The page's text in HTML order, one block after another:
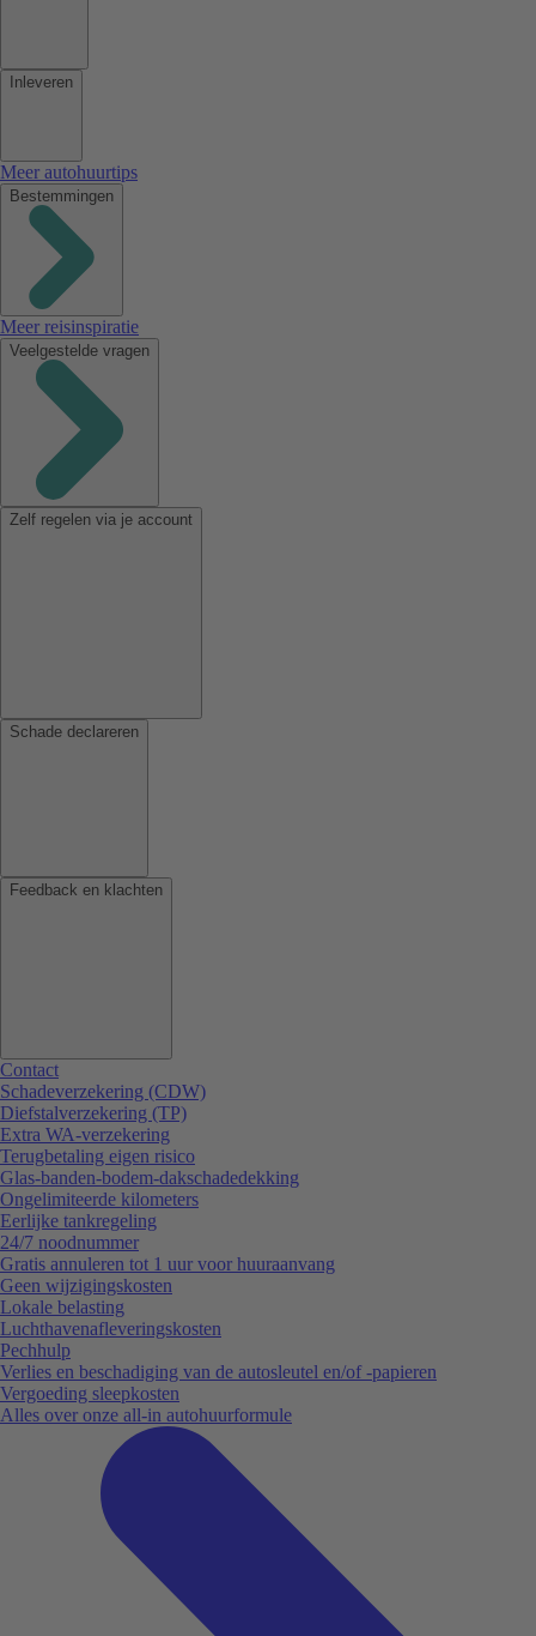
Inleveren
Meer autohuurtips
Bestemmingen
Meer reisinspiratie
Veelgestelde vragen
Zelf regelen via je account
Schade declareren
Feedback en klachten
Contact
Schadeverzekering (CDW)
Diefstalverzekering (TP)
Extra WA-verzekering
Terugbetaling eigen risico
Glas-banden-bodem-dakschadedekking
Ongelimiteerde kilometers
Eerlijke tankregeling
24/7 noodnummer
Gratis annuleren tot 1 uur voor huuraanvang
Geen wijzigingskosten
Lokale belasting
Luchthavenafleveringskosten
Pechhulp
Verlies en beschadiging van de autosleutel en/of -papieren
Vergoeding sleepkosten
Alles over onze all-in autohuurformule